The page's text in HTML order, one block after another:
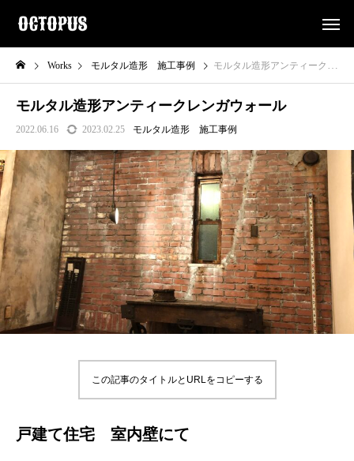
Works モルタル造形 施工事例 モルタル造形アンティークレンガウォール
モルタル造形アンティークレンガウォール
2022.06.16 2023.02.25 モルタル造形 施工事例
この記事のタイトルとURLをコピーする
戸建て住宅 室内壁にて